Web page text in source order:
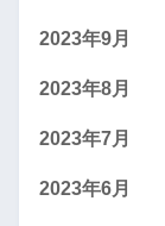
2023年9月
2023年8月
2023年7月
2023年6月